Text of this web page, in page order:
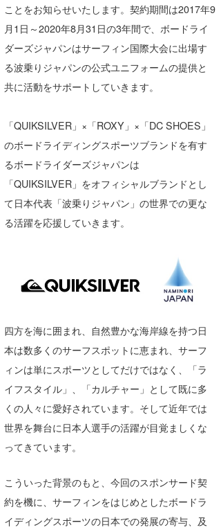
ことをお知らせいたします。契約期間は2017年9
月1日～2020年8月31日の3年間で、ボードライ
ダーズジャパンはサーフィン国際大会に出場す
る波乗りジャパンの公式ユニフォームの提供と
共に活動をサポートしていきます。
「QUIKSILVER」×「ROXY」×「DC SHOES」
のボードライディングスポーツブランドを有す
るボードライダーズジャパンは
「QUIKSILVER」をオフィシャルブランドとし
て日本代表「波乗りジャパン」の世界での更な
る活躍を応援していきます。
四方を海に囲まれ、自然豊かな海岸線を持つ日
本は数多くのサーフスポットに恵まれ、サーフ
ィンは単にスポーツとしてだけではなく、「ラ
イフスタイル」、「カルチャー」として既に多
くの人々に愛好されています。そして近年では
世界を舞台に日本人選手の活躍が目覚ましくな
ってきています。
こういった背景のもと、今回のスポンサード契
約を機に、サーフィンをはじめとしたボードラ
イディングスポーツの日本での発展の寄与、及
大阪
四国
沖縄
サーファーズ
ライター/寄稿メディア
Core Surf Japan
Yasunari Inoue
arukasvision
DELTA FORCE SURF
CBA Films
熊谷素子
Colors MAGAZINE
福島寿実子
嵯峨明日香
進士剛光
田原啓江
植村未来
大野”MAR”修聖
喜納海人
波伝説スタッフ
+☆maki☆+
Aichan
chan-U
ECE
H
KID